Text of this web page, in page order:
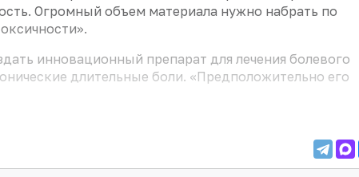
Огромный объем материала нужно набрать по
инновационный препарат для лечения болевого
длительные боли. «Предположительно его